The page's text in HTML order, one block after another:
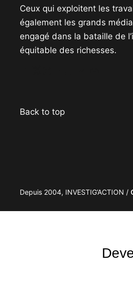
Ceux qui exploitent les
également les grands
engagé dans la bataille de
équitable des richesses.
Back to top
Depuis 2004, INVESTIG’ACTION /